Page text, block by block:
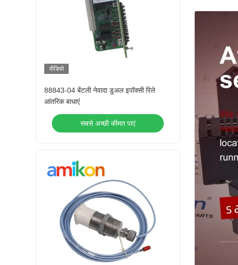
वीडियो
88843-04 बेंटली नेवादा डुअल इपॉक्सी रिले
आंतरिक बाधाएं
सबसे अच्छी कीमत पाएं